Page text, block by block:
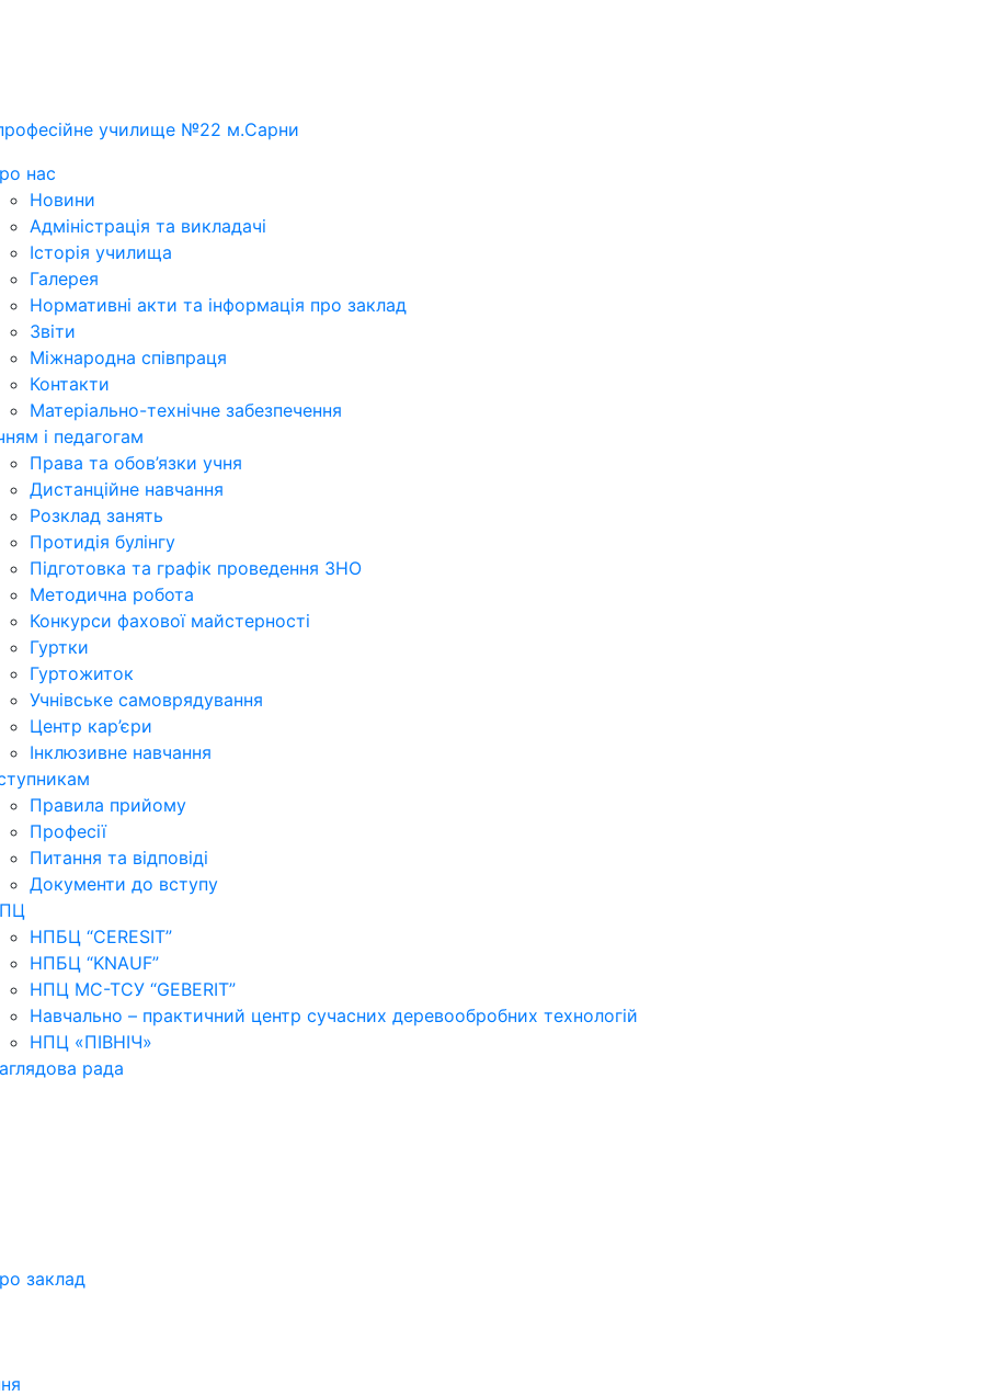
училище №22 м.Сарни
нас
Новини
Адміністрація та викладачі
Історія училища
Галерея
Нормативні акти та інформація про заклад
Звіти
Міжнародна співпраця
Контакти
Матеріально-технічне забезпечення
і педагогам
Права та обов’язки учня
Дистанційне навчання
Розклад занять
Протидія булінгу
Підготовка та графік проведення ЗНО
Методична робота
Конкурси фахової майстерності
Гуртки
Гуртожиток
Учнівське самоврядування
Центр кар’єри
Інклюзивне навчання
Правила прийому
Професії
Питання та відповіді
Документи до вступу
НПБЦ “CERESIT”
НПБЦ “KNAUF”
НПЦ МС-ТСУ “GEBERIT”
Навчально – практичний центр сучасних деревообробних технологій
НПЦ «ПІВНІЧ»
рада
заклад